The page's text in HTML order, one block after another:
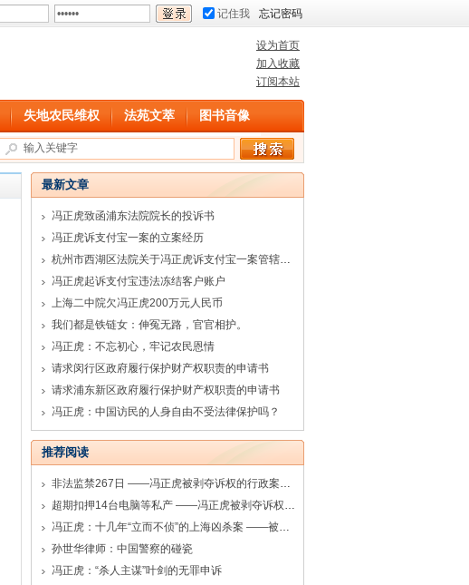
记住我 忘记密码
设为首页
加入收藏
订阅本站
失地农民维权 法苑文萃 图书音像
最新文章
冯正虎致函浦东法院院长的投诉书
冯正虎诉支付宝一案的立案经历
杭州市西湖区法院关于冯正虎诉支付宝一案管辖权的回复
冯正虎起诉支付宝违法冻结客户账户
上海二中院欠冯正虎200万元人民币
我们都是铁链女：伸冤无路，官官相护。
冯正虎：不忘初心，牢记农民恩情
请求闵行区政府履行保护财产权职责的申请书
请求浦东新区政府履行保护财产权职责的申请书
冯正虎：中国访民的人身自由不受法律保护吗？
推荐阅读
非法监禁267日 ——冯正虎被剥夺诉权的行政案件系列之七
超期扣押14台电脑等私产 ——冯正虎被剥夺诉权的行政案件系列之一
冯正虎：十几年“立而不侦”的上海凶杀案 ——被害人之母叶桂香控告涉嫌渎职罪的上海松江警方相关人员
孙世华律师：中国警察的碰瓷
冯正虎：“杀人主谋”叶剑的无罪申诉